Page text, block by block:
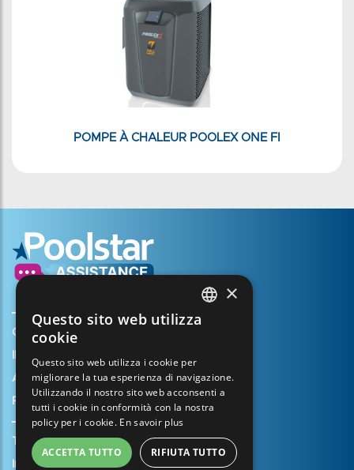
POMPE À CHALEUR POOLEX ONE FI
Creare il mio account
Aprire un caso di assistenza
Registrazione della garanzia
Termini e condizioni di vendita
Informazioni legali
FRENCH
SPANISH
ITALIAN
GERMAN
×
Questo sito web utilizza
cookie
Questo sito web utilizza i cookie per
migliorare la tua esperienza di navigazione.
Utilizzando il nostro sito web acconsenti a
tutti i cookie in conformità con la nostra
policy per i cookie. En savoir plus
ACCETTA TUTTO RIFIUTA TUTTO